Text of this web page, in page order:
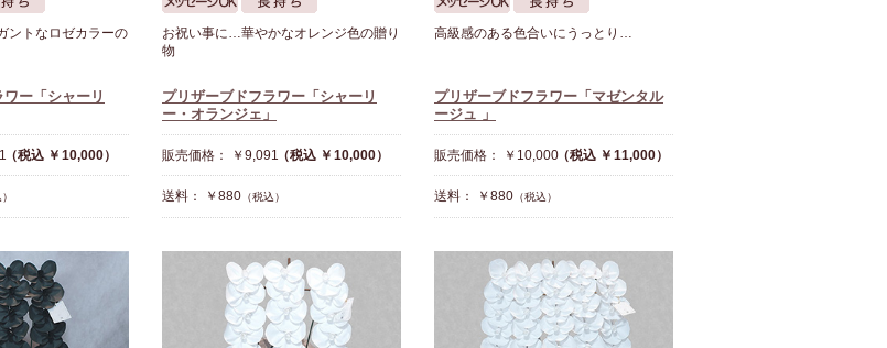
ントなロゼカラーの
ー「シャーリ
（税込 ￥10,000）
お祝い事に…華やかなオレンジ色の贈り
物
プリザーブドフラワー「シャーリ
ー・オランジェ」
販売価格： ￥9,091（税込 ￥10,000）
送料： ￥880 （税込）
高級感のある色合いにうっとり…
プリザーブドフラワー「マゼンタル
ージュ 」
販売価格： ￥10,000（税込 ￥11,000）
送料： ￥880 （税込）